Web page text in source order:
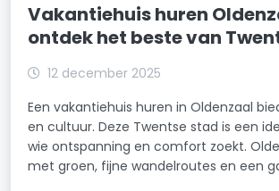
Vakantiehuis huren
ontdek het beste van
12 december 2025
Een vakantiehuis huren in Oldenzaal
en cultuur. Deze Twentse stad is een
wie ontspanning en comfort zoekt.
met groen, fijne wandelroutes en een